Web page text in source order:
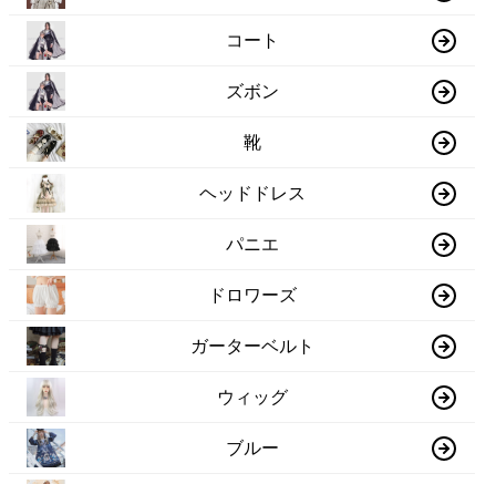
コート
ズボン
靴
ヘッドドレス
パニエ
ドロワーズ
ガーターベルト
ウィッグ
ブルー